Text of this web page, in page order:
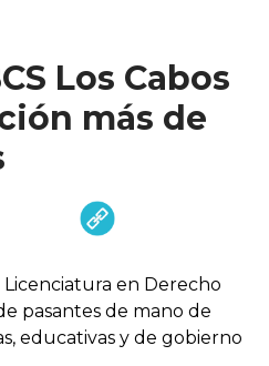
Los Cabos
más de
en Derecho
pasantes de mano de
educativas y de gobierno